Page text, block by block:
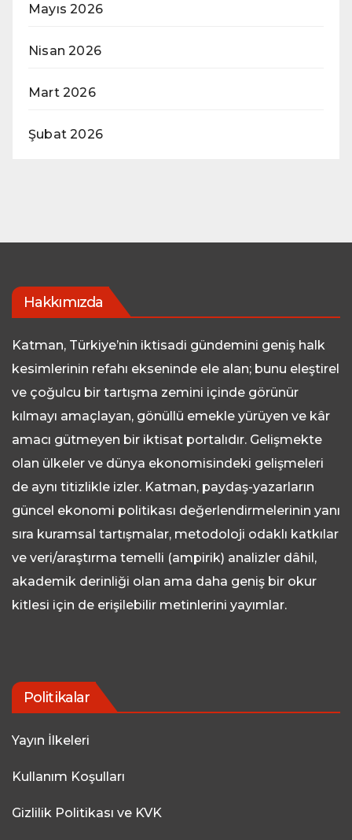
Mayıs 2026
Nisan 2026
Mart 2026
Şubat 2026
Hakkımızda
Katman, Türkiye’nin iktisadi gündemini geniş halk
kesimlerinin refahı ekseninde ele alan; bunu eleştirel
ve çoğulcu bir tartışma zemini içinde görünür
kılmayı amaçlayan, gönüllü emekle yürüyen ve kâr
amacı gütmeyen bir iktisat portalıdır. Gelişmekte
olan ülkeler ve dünya ekonomisindeki gelişmeleri
de aynı titizlikle izler. Katman, paydaş-yazarların
güncel ekonomi politikası değerlendirmelerinin yanı
sıra kuramsal tartışmalar, metodoloji odaklı katkılar
ve veri/araştırma temelli (ampirik) analizler dâhil,
akademik derinliği olan ama daha geniş bir okur
kitlesi için de erişilebilir metinlerini yayımlar.
Politikalar
Yayın İlkeleri
Kullanım Koşulları
Gizlilik Politikası ve KVK